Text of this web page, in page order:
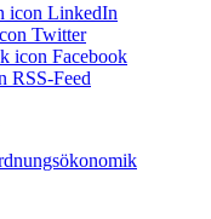
LinkedIn
Twitter
Facebook
RSS-Feed